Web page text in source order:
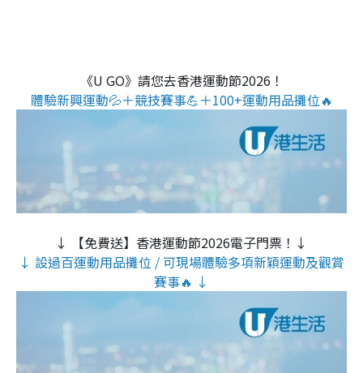
《U GO》請您去香港運動節2026！
體驗新興運動💦＋競技賽事💪＋100+運動用品攤位🔥
↓ 【免費送】香港運動節2026電子門票！↓
↓ 設過百運動用品攤位 / 可現場體驗多項新穎運動及觀賞
賽事🔥 ↓